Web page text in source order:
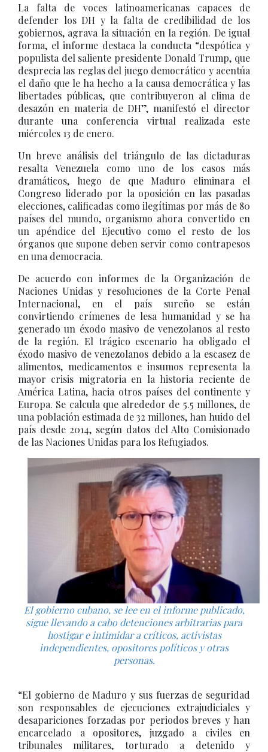
La falta de voces latinoamericanas capaces de
defender los DH y la falta de credibilidad de los
gobiernos, agrava la situación en la región. De igual
forma, el informe destaca la conducta “despótica y
populista del saliente presidente Donald Trump, que
desprecia las reglas del juego democrático y acentúa
el daño que le ha hecho a la causa democrática y las
libertades públicas, que contribuyeron al clima de
desazón en materia de DH”, manifestó el director
durante una conferencia virtual realizada este
miércoles 13 de enero.
Un breve análisis del triángulo de las dictaduras
resalta Venezuela como uno de los casos más
dramáticos, luego de que Maduro eliminara el
Congreso liderado por la oposición en las pasadas
elecciones, calificadas como ilegítimas por más de 80
países del mundo, organismo ahora convertido en
un apéndice del Ejecutivo como el resto de los
órganos que supone deben servir como contrapesos
en una democracia.
De acuerdo con informes de la Organización de
Naciones Unidas y resoluciones de la Corte Penal
Internacional, en el país sureño se están
convirtiendo crímenes de lesa humanidad y se ha
generado un éxodo masivo de venezolanos al resto
de la región. El trágico escenario ha obligado el
éxodo masivo de venezolanos debido a la escasez de
alimentos, medicamentos e insumos representa la
mayor crisis migratoria en la historia reciente de
América Latina, hacia otros países del continente y
Europa. Se calcula que alrededor de 5.5 millones, de
una población estimada de 32 millones, han huido del
país desde 2014, según datos del Alto Comisionado
de las Naciones Unidas para los Refugiados.
El gobierno cubano, se lee en el informe publicado,
sigue llevando a cabo detenciones arbitrarias para
hostigar e intimidar a críticos, activistas
independientes, opositores políticos y otras
personas.
“El gobierno de Maduro y sus fuerzas de seguridad
son responsables de ejecuciones extrajudiciales y
desapariciones forzadas por periodos breves y han
encarcelado a opositores, juzgado a civiles en
tribunales militares, torturado a detenido y